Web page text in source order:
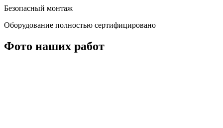
Безопасный монтаж
Оборудование полностью сертифицировано
Фото наших работ